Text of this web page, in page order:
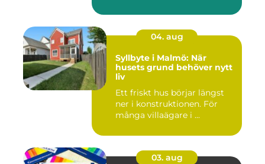
04. aug
Syllbyte i Malmö: När
husets grund behöver nytt
liv
Ett friskt hus börjar längst
ner i konstruktionen. För
många villaägare i ...
03. aug